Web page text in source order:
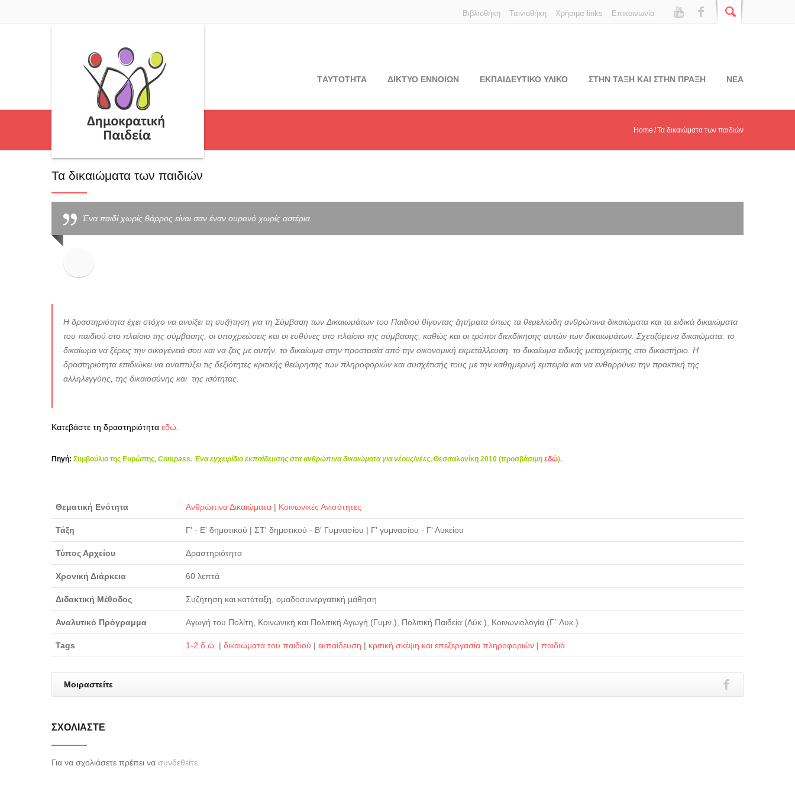
Επικοινωνία
Χρήσιμα links
Ταινιοθήκη
Βιβλιοθήκη
TΑΥΤΟΤΗΤΑ ΔΙΚΤΥΟ ΕΝΝΟΙΩΝ ΕΚΠΑΙΔΕΥΤΙΚΟ ΥΛΙΚΟ ΣΤΗΝ ΤΑΞΗ ΚΑΙ ΣΤΗΝ ΠΡΑΞΗ ΝΕΑ
Home Τα δικαιώματα των παιδιών
Τα δικαιώματα των παιδιών
Ένα παιδί χωρίς θάρρος είναι σαν έναν ουρανό χωρίς αστέρια.
Η δραστηριότητα έχει στόχο να ανοίξει τη συζήτηση για τη Σύμβαση των Δικαιωμάτων του Παιδιού θίγοντας ζητήματα όπως τα θεμελιώδη ανθρώπινα δικαιώματα και τα ειδικά δικαιώματα
του παιδιού στο πλαίσιο της σύμβασης, οι υποχρεώσεις και οι ευθύνες στο πλαίσιο της σύμβασης, καθώς και οι τρόποι διεκδίκησης αυτών των δικαιωμάτων. Σχετιζόμενα δικαιώματα: το
δικαίωμα να ξέρεις την οικογένειά σου και να ζεις με αυτήν, το δικαίωμα στην προστασία από την οικονομική εκμετάλλευση, το δικαίωμα ειδικής μεταχείρισης στο δικαστήριο. Η
δραστηριότητα επιδιώκει να αναπτύξει τις δεξιότητες κριτικής θεώρησης των πληροφοριών και συσχέτισής τους με την καθημερινή εμπειρία και να ενθαρρύνει την πρακτική της
αλληλεγγύης, της δικαιοσύνης και της ισότητας.
Κατεβάστε τη δραστηριότητα εδώ
Πηγή: Συμβούλιο της Ευρώπης, Compass. Ένα εγχειρίδιο εκπαίδευσης στα ανθρώπινα δικαιώματα για νέους/νέες, Θεσσαλονίκη 2010 (προσβάσιμη εδώ).
Θεματική Ενότητα Ανθρώπινα Δικαιώματα | Κοινωνικές Ανισότητες
Τάξη Γ' - Ε' δημοτικού | ΣΤ' δημοτικού - Β' Γυμνασίου | Γ' γυμνασίου - Γ' Λυκείου
Τύπος Αρχείου Δραστηριότητα
Χρονική Διάρκεια 60 λεπτά
Διδακτική Μέθοδος Συζήτηση και κατάταξη, ομαδοσυνεργατική μάθηση
Αναλυτικό Πρόγραμμα Αγωγή του Πολίτη, Κοινωνική και Πολιτική Αγωγή (Γυμν.), Πολιτική Παιδεία (Λύκ.), Κοινωνιολογία (Γ΄ Λυκ.)
Tags 1-2 δ.ώ. | δικαιώματα του παιδιού | εκπαίδευση | κριτική σκέψη και επεξεργασία πληροφοριών | παιδιά
Μοιραστείτε
ΣΧΟΛΙΆΣΤΕ
Για να σχολιάσετε πρέπει να συνδεθείτε